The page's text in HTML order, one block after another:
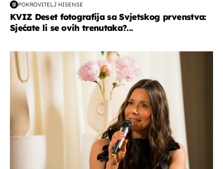
POKROVITELJ HISENSE
KVIZ Deset fotografija sa Svjetskog prvenstva:
Sjećate li se ovih trenutaka?...
moda & ljepota